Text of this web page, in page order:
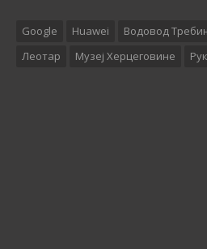
Google Huawei Водовод
Леотар
Музеј Херцеговине